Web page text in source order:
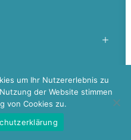
|Impressum|Disclaimer
um Ihr Nutzererlebnis zu
der Website stimmen
von Cookies zu.